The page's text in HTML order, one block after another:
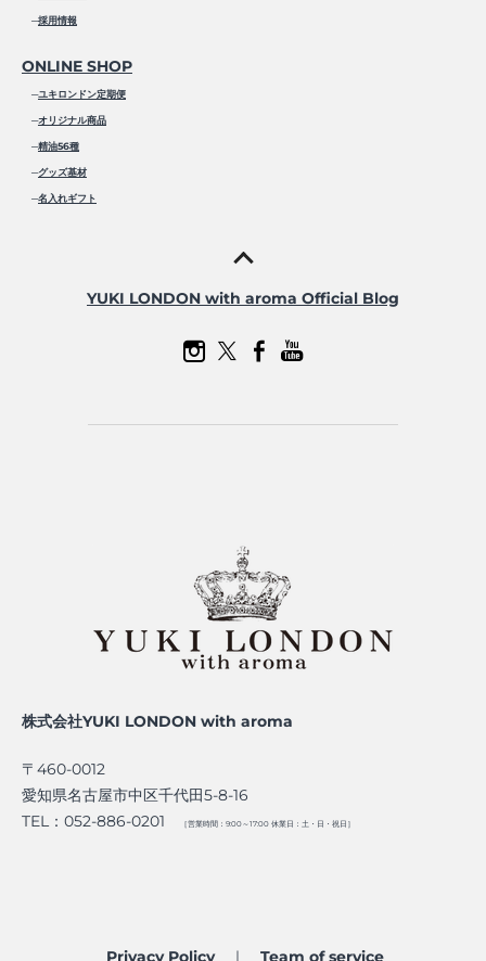
─採用情報
ONLINE SHOP
─ユキロンドン定期便
─オリジナル商品
─精油56種
─グッズ基材
─名入れギフト
YUKI LONDON with aroma Official Blog
株式会社YUKI LONDON with aroma
〒460-0012
愛知県名古屋市中区千代田5-8-16
TEL：052-886-0201
［営業時間：9:00～17:00 休業日：土・日・祝日］
Privacy Policy｜ Team of service​